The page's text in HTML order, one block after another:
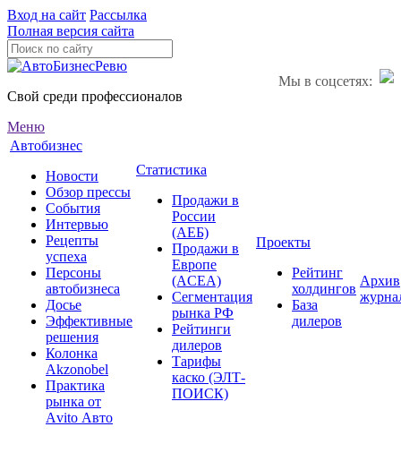
Вход на сайт Рассылка
Полная версия сайта
Мы в соцсетях:
Свой среди профессионалов
Меню
Автобизнес
Новости
Обзор прессы
События
Интервью
Рецепты
успеха
Персоны
автобизнеса
Досье
Эффективные
решения
Колонка
Akzonobel
Практика
рынка от
Аvito Авто
Статистика
Продажи в
России
(АЕБ)
Продажи в
Европе
(ACEA)
Сегментация
рынка РФ
Рейтинги
дилеров
Тарифы
каско (ЭЛТ-
ПОИСК)
Проекты
Рейтинг
холдингов
База
дилеров
Архив